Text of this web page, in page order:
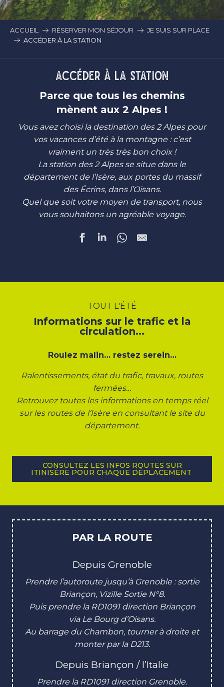
ACCUEIL RÉSERVER MON SÉJOUR
JE SUIS SUR PLACE
ACCÉDER À LA STATION
ACCÉDER À LA STATION
Parce que tous les chemins
mènent aux 2 Alpes !
Vous avez choisi la destination des 2 Alpes pour
vos vacances d’été à la montagne : c’est
vraiment un très très bon choix !
La station des 2 Alpes se situe dans le
département de l’Isère, aux portes du massif
des Écrins, dans l’Oisans.
Quel que soit votre moyen de transport, nous
vous souhaitons un agréable voyage.
TOUT L'ÉTÉ
Informations sur le trafic et la
circulation...
Roulez malin… restez serein…
Ralentissements, état du trafic, travaux, routes
fermées…
Retrouvez toutes les informations en temps réel
sur les routes de l’Isère en consultant le site du
département.
CONSULTEZ LES INFOS ROUTES SUR
ITINISÈRE POUR CHAQUE DÉPLACEMENT
PAR LA ROUTE
Depuis Grenoble
Prendre l’autoroute jusqu’à Grenoble : sortie
Briançon, Vizille Sortie N°8.
Puis prendre la RD1091 direction Briançon
via Le Bourg d’Oisans.
Au barrage du Chambon, tourner à droite et
monter par la D213.
Depuis Briançon / l’Italie
Prendre la RD1091 direction Grenoble.